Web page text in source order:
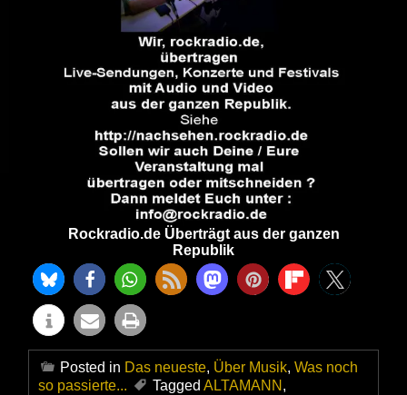
Rockradio.de Überträgt aus der ganzen
Republik
Posted in Das neueste, Über Musik, Was noch
so passierte...
Tagged ALTAMANN ,